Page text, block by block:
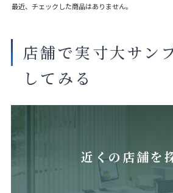
最近、チェックした商品はありません。
店舗で実寸大サン
してみる
近くの店舗を